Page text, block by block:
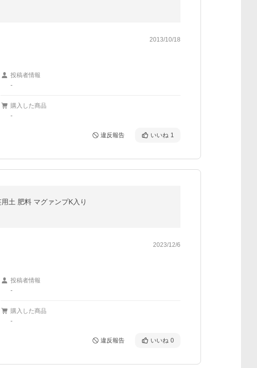
2013/10/18
投稿者情報
-
購入した商品
-
違反報告 いいね 1
土 肥料 マグァンプK入り
2023/12/6
投稿者情報
-
購入した商品
-
違反報告 いいね 0